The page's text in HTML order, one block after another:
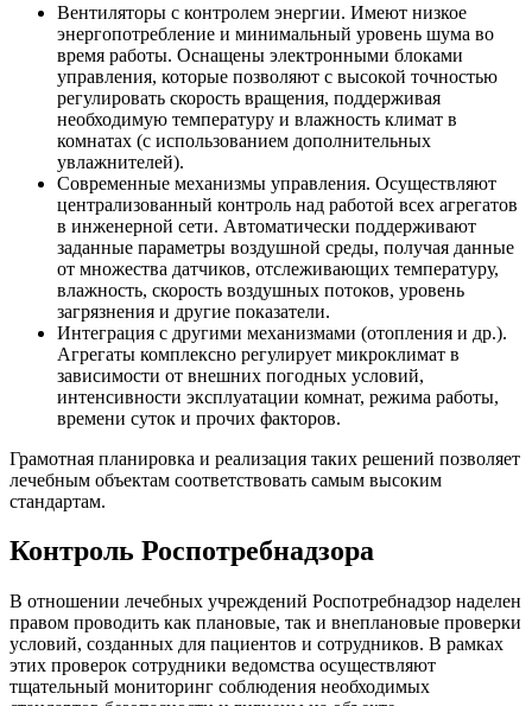
Вентиляторы с контролем энергии. Имеют низкое
энергопотребление и минимальный уровень шума во
время работы. Оснащены электронными блоками
управления, которые позволяют с высокой точностью
регулировать скорость вращения, поддерживая
необходимую температуру и влажность климат в
комнатах (с использованием дополнительных
увлажнителей).
Современные механизмы управления. Осуществляют
централизованный контроль над работой всех агрегатов
в инженерной сети. Автоматически поддерживают
заданные параметры воздушной среды, получая данные
от множества датчиков, отслеживающих температуру,
влажность, скорость воздушных потоков, уровень
загрязнения и другие показатели.
Интеграция с другими механизмами (отопления и др.).
Агрегаты комплексно регулирует микроклимат в
зависимости от внешних погодных условий,
интенсивности эксплуатации комнат, режима работы,
времени суток и прочих факторов.
Грамотная планировка и реализация таких решений позволяет
лечебным объектам соответствовать самым высоким
стандартам.
Контроль Роспотребнадзора
В отношении лечебных учреждений Роспотребнадзор наделен
правом проводить как плановые, так и внеплановые проверки
условий, созданных для пациентов и сотрудников. В рамках
этих проверок сотрудники ведомства осуществляют
тщательный мониторинг соблюдения необходимых